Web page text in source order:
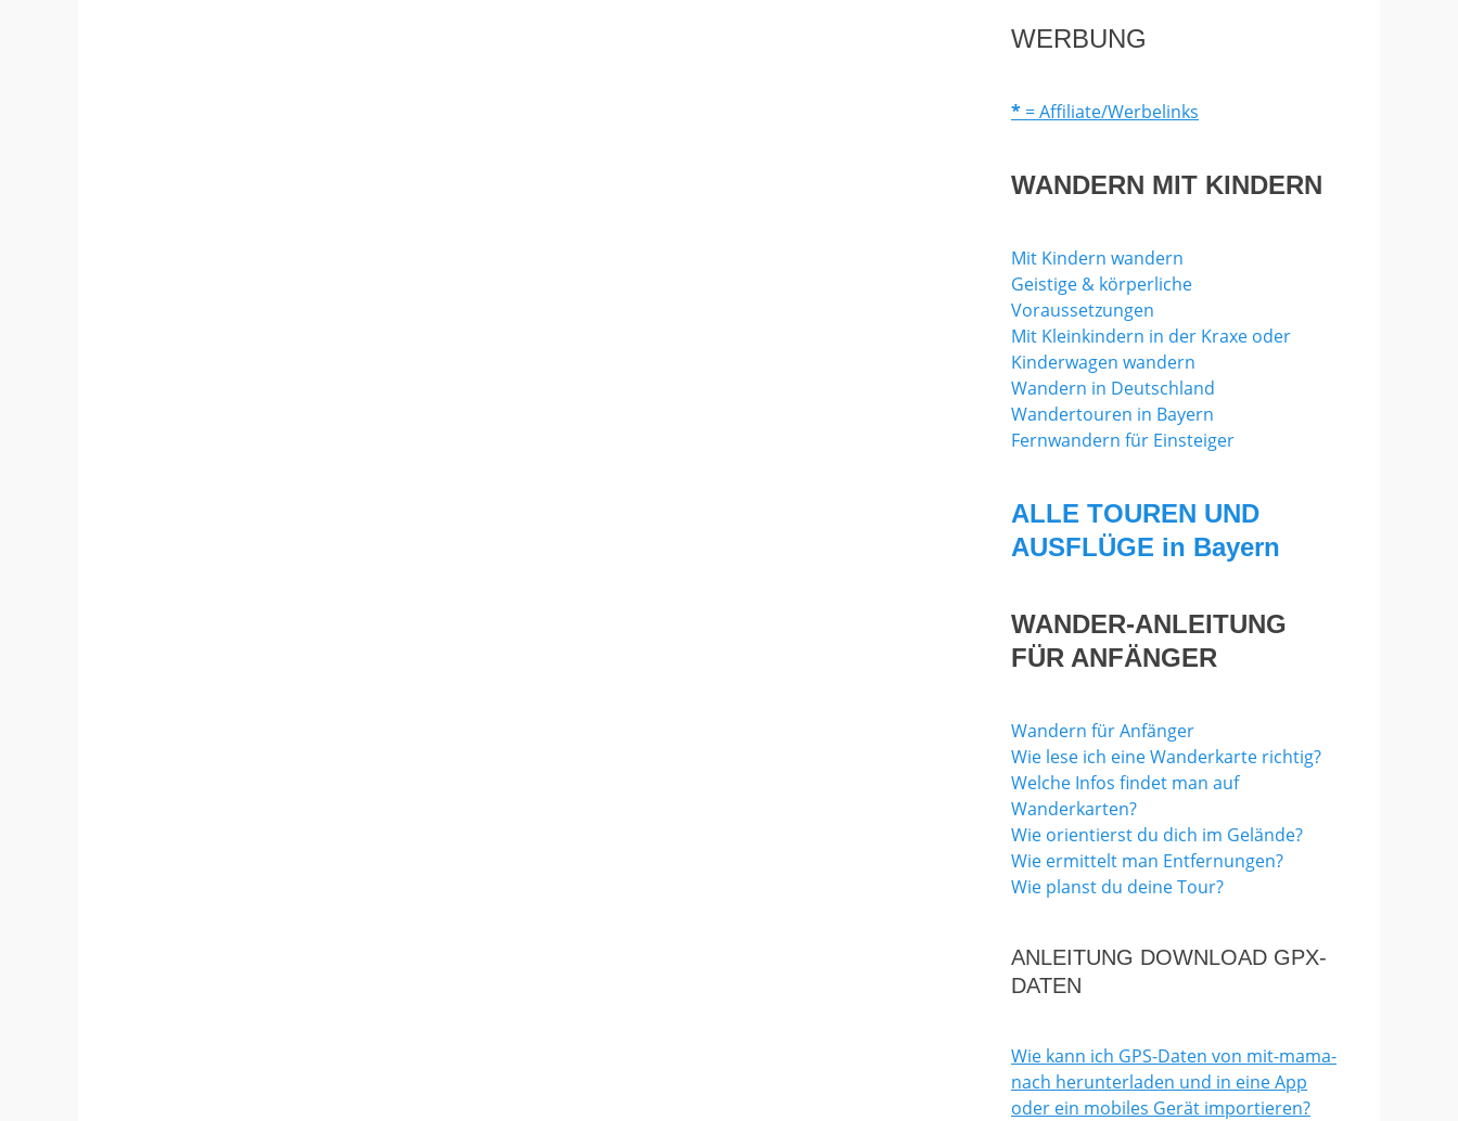
Facebook
anzeigen
Twitter
anzeigen
Instagram
anzeigen
WERBUNG
* = Affiliate/Werbelinks
WANDERN MIT KINDERN
Mit Kindern wandern
Geistige & körperliche
Voraussetzungen
Mit Kleinkindern in der Kraxe oder
Kinderwagen wandern
Wandern in Deutschland
Wandertouren in Bayern
Fernwandern für Einsteiger
ALLE TOUREN UND
AUSFLÜGE in Bayern
WANDER-ANLEITUNG
FÜR ANFÄNGER
Wandern für Anfänger
Wie lese ich eine Wanderkarte richtig?
Welche Infos findet man auf
Wanderkarten?
Wie orientierst du dich im Gelände?
Wie ermittelt man Entfernungen?
Wie planst du deine Tour?
ANLEITUNG DOWNLOAD GPX-
DATEN
Wie kann ich GPS-Daten von mit-mama-
nach herunterladen und in eine App
oder ein mobiles Gerät importieren?